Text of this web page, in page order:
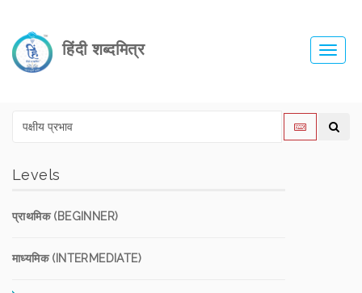
हिंदी शब्दमित्र
Levels
प्राथमिक (BEGINNER)
माध्यमिक (INTERMEDIATE)